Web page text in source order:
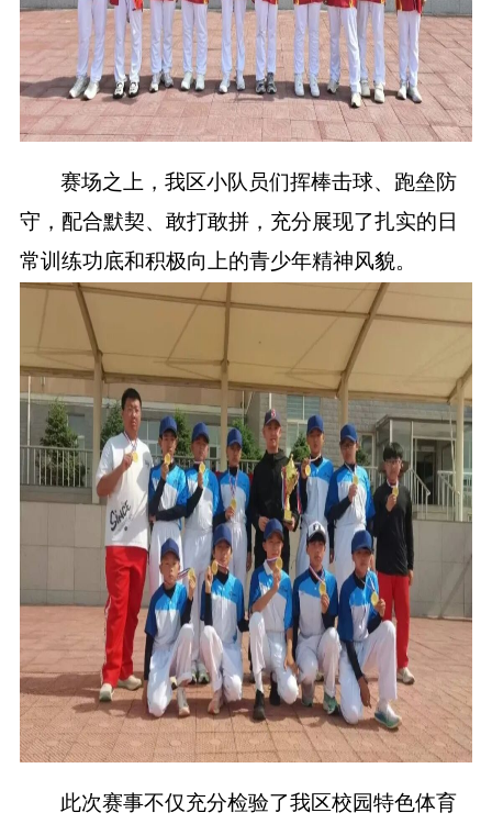
赛场之上，我区小队员们挥棒击球、跑垒防
守，配合默契、敢打敢拼，充分展现了扎实的日
常训练功底和积极向上的青少年精神风貌。
此次赛事不仅充分检验了我区校园特色体育